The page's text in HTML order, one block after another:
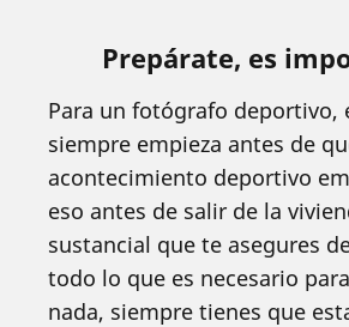
Prepárate, es
Para un fotógrafo deportivo,
siempre empieza antes de
acontecimiento deportivo
eso antes de salir de la
sustancial que te asegures
todo lo que es necesario
nada, siempre tienes que